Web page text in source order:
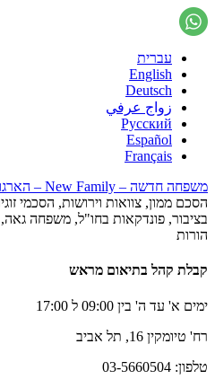
עברית
English
Deutsch
زواج عرفي
Русский
Español
Français
משפחה חדשה – New Family – הארגון לקידום זכויות המשפחה
הסכם ממון, צוואות וירושות, הסכמי
בציבור, פונדקאות בחו"ל, משפחה
הורות
קבלת קהל בתיאום מראש
ימים א' עד ה' בין 09:00 ל 17:00
רח' טיומקין 16, תל אביב
טלפון: 03-5660504